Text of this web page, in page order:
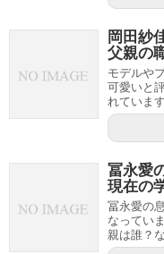
岡田紗
父親の
モデルや
可愛いと
れていま
冨永愛
現在の
冨永愛の
なってい
親は誰？